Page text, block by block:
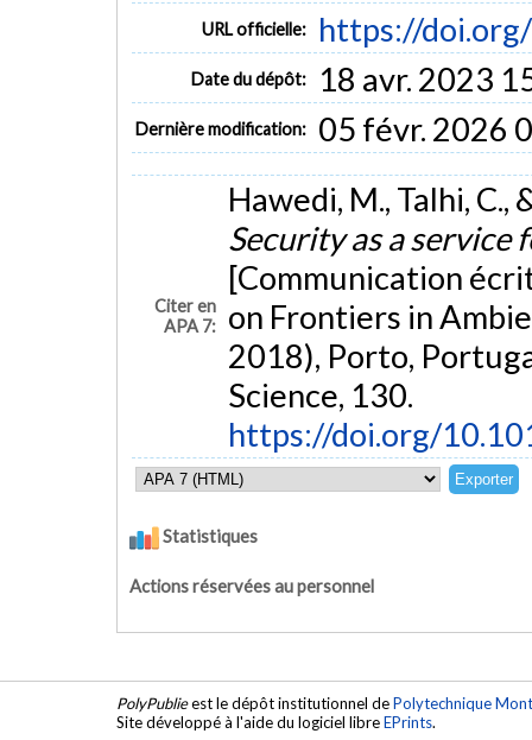
URL officielle: https://
Date du dépôt: 18 avr. 2023
Dernière modification: 05 févr. 2026
Citer en
APA 7:
Hawedi, M., Talhi, C.,
Security as a service
[Communication
on Frontiers in
2018), Porto,
Science, 130.
https://doi.org/
Statistiques
Actions réservées au personnel
PolyPublieest le dépôt institutionnel dePolytechnique
Site développé à l'aide du logiciel libreEPrints.